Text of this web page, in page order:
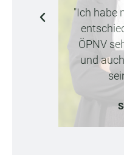
"Ich habe
ÖPNV
und